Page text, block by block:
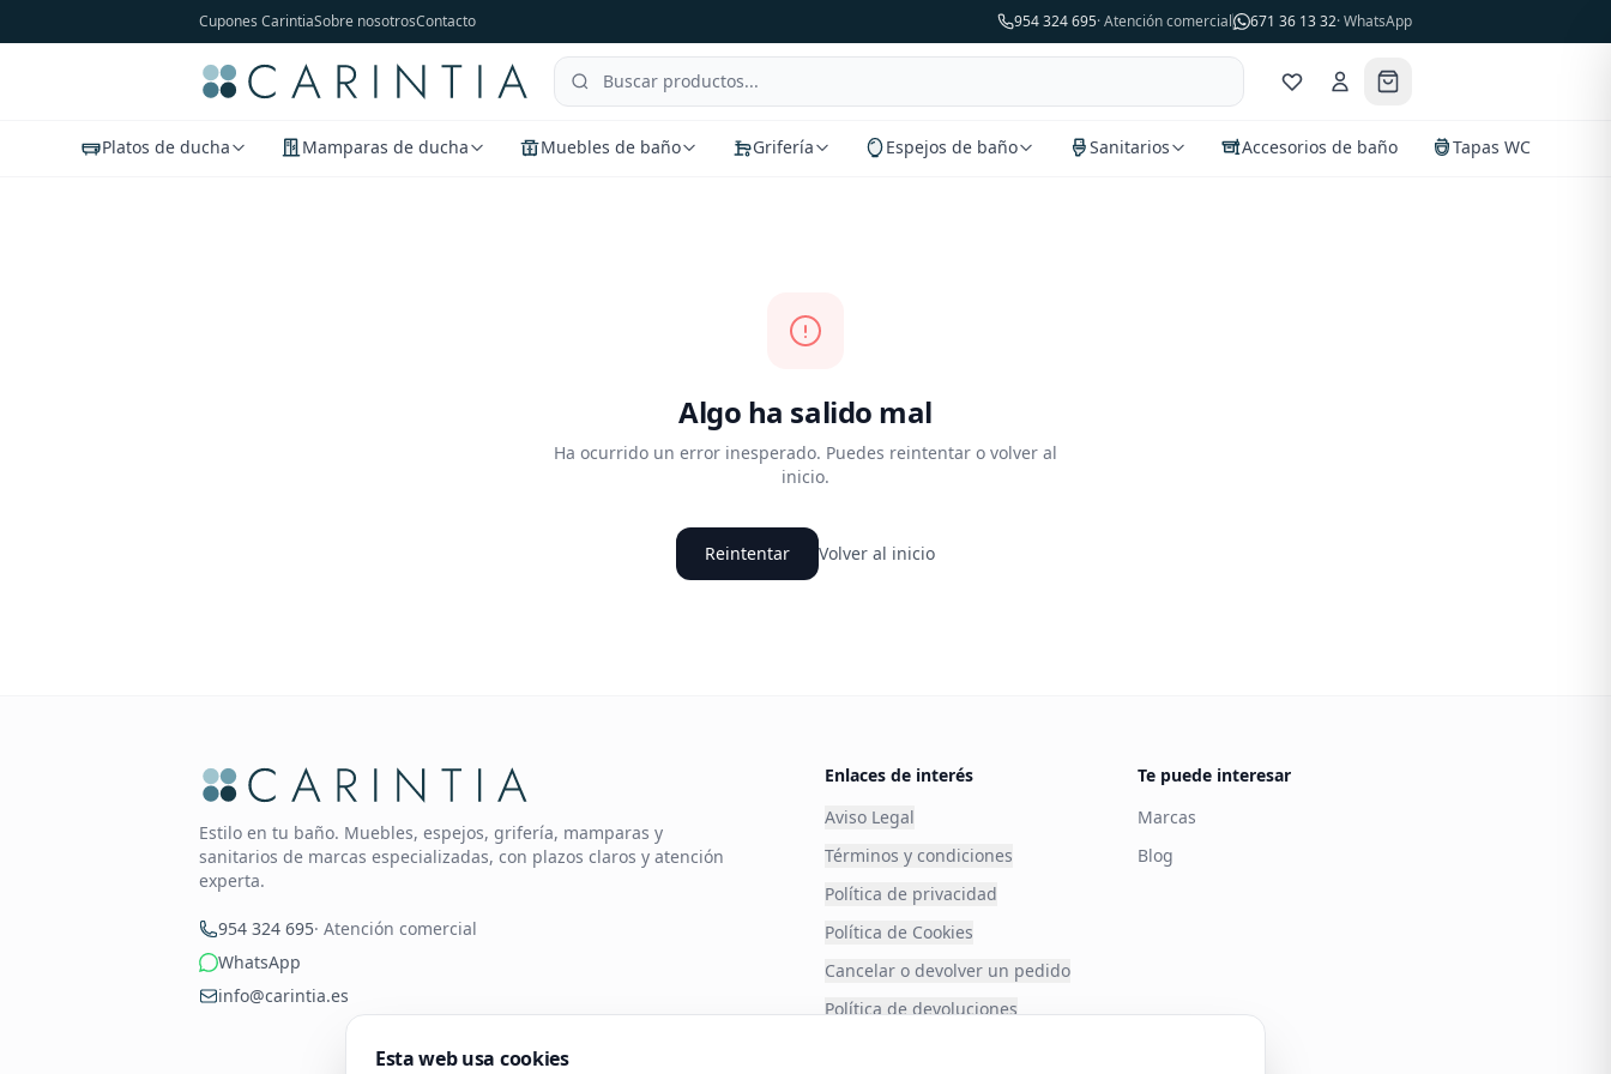
Cupones CarintiaSobre nosotrosContacto 954 324 695· Atención comercial 671 36 13 32· WhatsApp
Platos de ducha Mamparas de ducha Muebles de baño Grifería Espejos de baño Sanitarios Accesorios de baño Tapas WC
Algo ha salido mal
Ha ocurrido un error inesperado. Puedes reintentar o volver al
inicio.
Reintentar Volver al inicio
Estilo en tu baño. Muebles, espejos, grifería, mamparas y
sanitarios de marcas especializadas, con plazos claros y atención
experta.
954 324 695· Atención comercial
WhatsApp
info@carintia.es
Enlaces de interés
Aviso Legal
Términos y condiciones
Política de privacidad
Política de Cookies
Cancelar o devolver un pedido
Política de devoluciones
Te puede interesar
Marcas
Blog
Esta web usa cookies